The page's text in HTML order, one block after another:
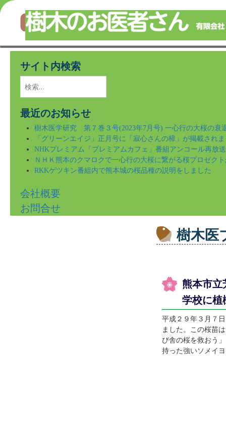
Skip
サイト内検索
索:
最近のお知らせ
樹木医学研究 第７巻３号(2023年7月号) 一心行の大桜の衰
「グリーンエイジ」正月号に「寂心さんの樟」が掲載され
NHKプレミアム「プレミアムカフェ」番組アンコール再放
ＮＨＫ熊本のクマロクで一心行の大桜に繋がる桜プロゼク
RKKゲツキン番組内で熊本城の桜品種の説明をしました
会社概要
お問合せ
樹木医
熊本市立
学校に植
平成２９年３月７
ました。この桜苗
び舎の桜を救おう
持った強いソメイ